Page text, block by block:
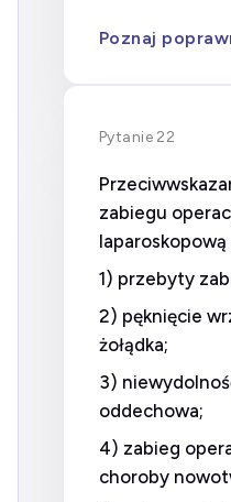
Poznaj
Pytanie 22
zabiegu
laparoskopową
1) przebyty
2) pęknięcie
żołądka;
3)
oddechowa;
4) zabieg
choroby